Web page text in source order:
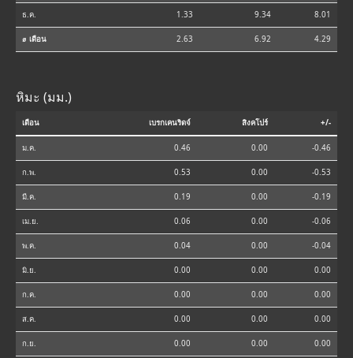
ธ.ค. 1.33 9.34 8.01
⌀ เดือน 2.63 6.92 4.29
หิมะ (มม.)
เดือน เบรกเคนริดจ์ สิงคโปร์ +/-
ม.ค. 0.46 0.00 -0.46
ก.พ. 0.53 0.00 -0.53
มี.ค. 0.19 0.00 -0.19
เม.ย. 0.06 0.00 -0.06
พ.ค. 0.04 0.00 -0.04
มิ.ย. 0.00 0.00 0.00
ก.ค. 0.00 0.00 0.00
ส.ค. 0.00 0.00 0.00
ก.ย. 0.00 0.00 0.00